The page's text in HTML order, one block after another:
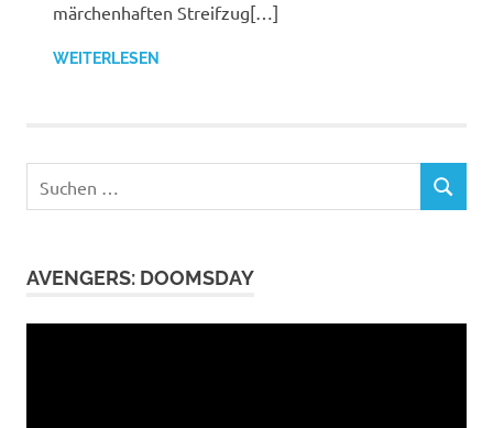
märchenhaften Streifzug[…]
WEITERLESEN
nach:
SUCHEN
AVENGERS: DOOMSDAY